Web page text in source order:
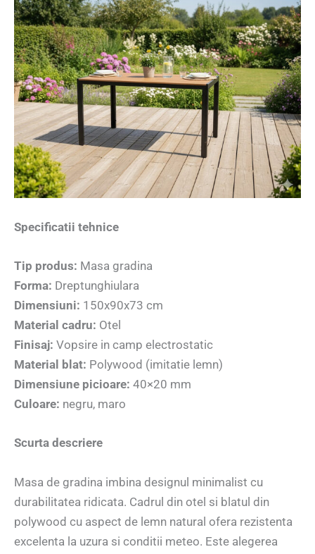
Specificatii tehnice
Tip produs: Masa gradina
Forma: Dreptunghiulara
Dimensiuni: 150x90x73 cm
Material cadru: Otel
Finisaj: Vopsire in camp electrostatic
Material blat: Polywood (imitatie lemn)
Dimensiune picioare: 40×20 mm
Culoare: negru, maro
Scurta descriere
Masa de gradina imbina designul minimalist cu
durabilitatea ridicata. Cadrul din otel si blatul din
polywood cu aspect de lemn natural ofera rezistenta
excelenta la uzura si conditii meteo. Este alegerea